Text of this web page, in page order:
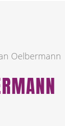
Oelbermann